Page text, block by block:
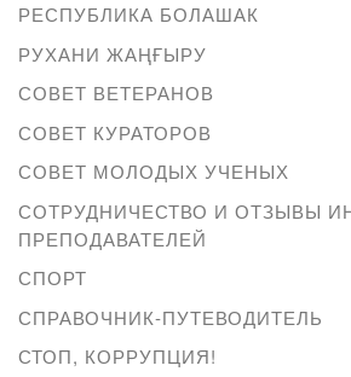
РЕСПУБЛИКА БОЛАШАК
РУХАНИ ЖАҢҒЫРУ
СОВЕТ ВЕТЕРАНОВ
СОВЕТ КУРАТОРОВ
СОВЕТ МОЛОДЫХ УЧЕНЫХ
СОТРУДНИЧЕСТВО И ОТЗЫВЫ
ПРЕПОДАВАТЕЛЕЙ
СПОРТ
СПРАВОЧНИК-ПУТЕВОДИТЕЛЬ
СТОП, КОРРУПЦИЯ!